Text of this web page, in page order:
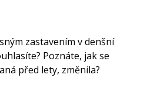
zastavením v denšní
Poznáte, jak se
před lety, změnila?